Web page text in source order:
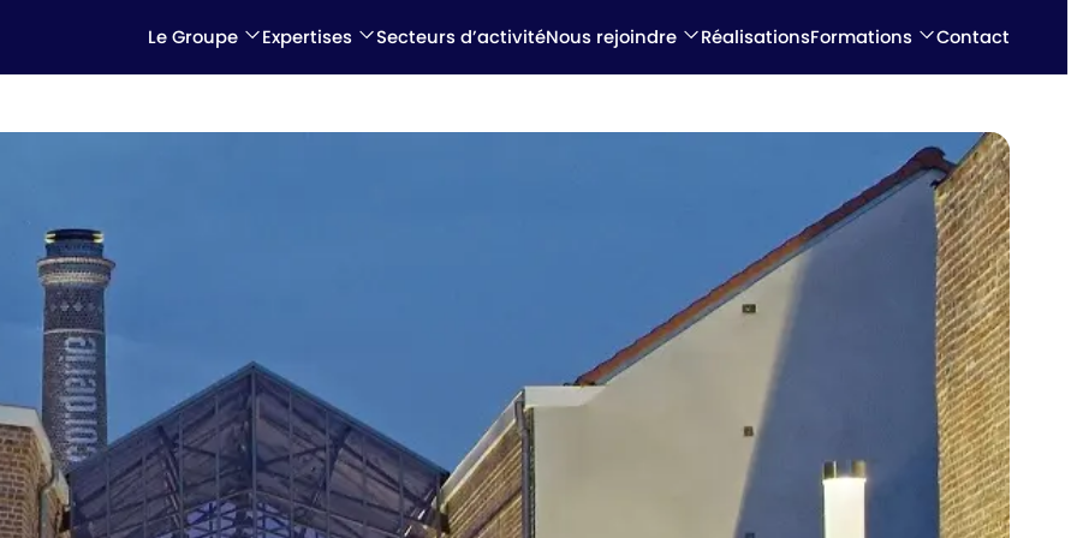
Le Groupe Expertises Secteurs d’activitéNous rejoindre RéalisationsFormations Contact